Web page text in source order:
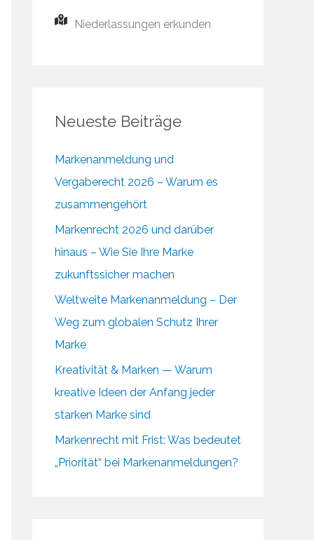
Niederlassungen erkunden
Neueste Beiträge
Markenanmeldung und
Vergaberecht 2026 – Warum es
zusammengehört
Markenrecht 2026 und darüber
hinaus – Wie Sie Ihre Marke
zukunftssicher machen
Weltweite Markenanmeldung – Der
Weg zum globalen Schutz Ihrer
Marke
Kreativität & Marken — Warum
kreative Ideen der Anfang jeder
starken Marke sind
Markenrecht mit Frist: Was bedeutet
„Priorität“ bei Markenanmeldungen?